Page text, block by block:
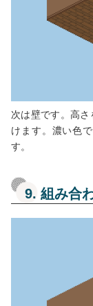
次は壁です。高
けます。濃い色
す。
9. 組み合